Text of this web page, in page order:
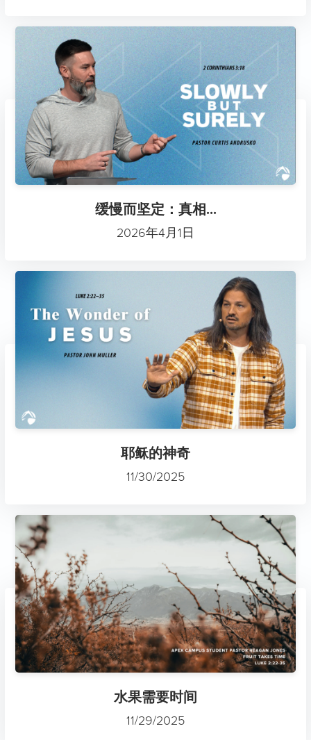
缓慢而坚定：真相...
2026年4月1日
耶稣的神奇
11/30/2025
水果需要时间
11/29/2025